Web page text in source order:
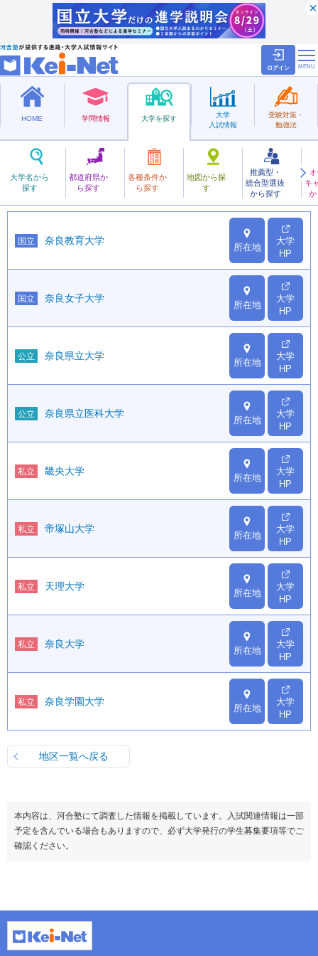
ログイン
HOME 学問情報 大学を探す
大学名から
探す
都道府県か
ら探す
各種条件か
ら探す
地図から探
す
推薦型・
総合型選抜
から探す
キ
か
大学
入試情報
受験対策・
勉強法
都道府県から探す
奈良の大学一覧
国立 奈良教育大学
所在地
大学
HP
国立 奈良女子大学
所在地
大学
HP
公立 奈良県立大学
所在地
大学
HP
公立 奈良県立医科大学
所在地
大学
HP
私立 畿央大学
所在地
大学
HP
私立 帝塚山大学
所在地
大学
HP
私立 天理大学
所在地
大学
HP
私立 奈良大学
所在地
大学
HP
私立 奈良学園大学
所在地
大学
HP
地区一覧へ戻る
本内容は、河合塾にて調査した情報を掲載しています。入試関連情報は一部
予定を含んでいる場合もありますので、必ず大学発行の学生募集要項等でご
確認ください。